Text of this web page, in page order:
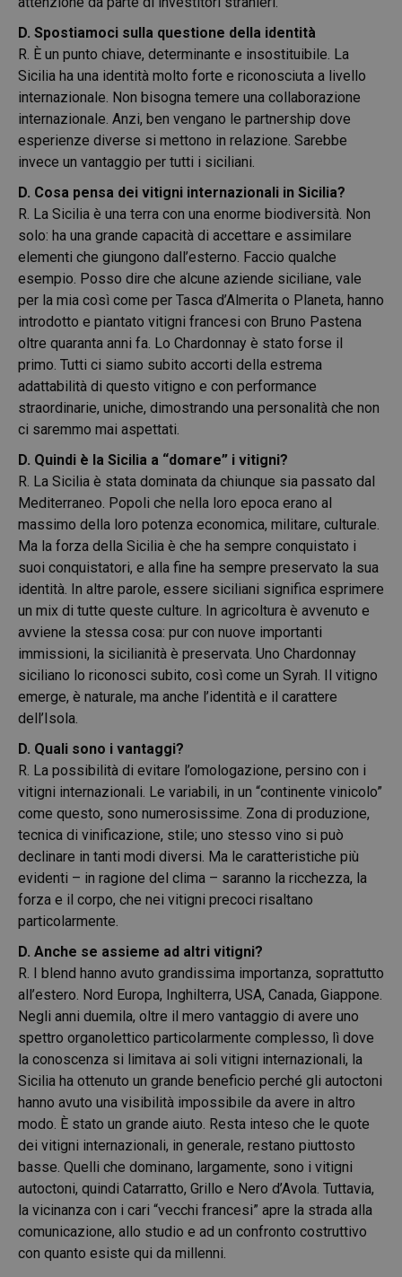
D. Spostiamoci sulla questione della identità
R. È un punto chiave, determinante e insostituibile. La
Sicilia ha una identità molto forte e riconosciuta a livello
internazionale. Non bisogna temere una collaborazione
internazionale. Anzi, ben vengano le partnership dove
esperienze diverse si mettono in relazione. Sarebbe
invece un vantaggio per tutti i siciliani.
D. Cosa pensa dei vitigni internazionali in Sicilia?
R. La Sicilia è una terra con una enorme biodiversità. Non
solo: ha una grande capacità di accettare e assimilare
elementi che giungono dall’esterno. Faccio qualche
esempio. Posso dire che alcune aziende siciliane, vale
per la mia così come per Tasca d’Almerita o Planeta, hanno
introdotto e piantato vitigni francesi con Bruno Pastena
oltre quaranta anni fa. Lo Chardonnay è stato forse il
primo. Tutti ci siamo subito accorti della estrema
adattabilità di questo vitigno e con performance
straordinarie, uniche, dimostrando una personalità che non
ci saremmo mai aspettati.
D. Quindi è la Sicilia a “domare” i vitigni?
R. La Sicilia è stata dominata da chiunque sia passato dal
Mediterraneo. Popoli che nella loro epoca erano al
massimo della loro potenza economica, militare, culturale.
Ma la forza della Sicilia è che ha sempre conquistato i
suoi conquistatori, e alla fine ha sempre preservato la sua
identità. In altre parole, essere siciliani significa esprimere
un mix di tutte queste culture. In agricoltura è avvenuto e
avviene la stessa cosa: pur con nuove importanti
immissioni, la sicilianità è preservata. Uno Chardonnay
siciliano lo riconosci subito, così come un Syrah. Il vitigno
emerge, è naturale, ma anche l’identità e il carattere
dell’Isola.
D. Quali sono i vantaggi?
R. La possibilità di evitare l’omologazione, persino con i
vitigni internazionali. Le variabili, in un “continente vinicolo”
come questo, sono numerosissime. Zona di produzione,
tecnica di vinificazione, stile; uno stesso vino si può
declinare in tanti modi diversi. Ma le caratteristiche più
evidenti – in ragione del clima – saranno la ricchezza, la
forza e il corpo, che nei vitigni precoci risaltano
particolarmente.
D. Anche se assieme ad altri vitigni?
R. I blend hanno avuto grandissima importanza, soprattutto
all’estero. Nord Europa, Inghilterra, USA, Canada, Giappone.
Negli anni duemila, oltre il mero vantaggio di avere uno
spettro organolettico particolarmente complesso, lì dove
la conoscenza si limitava ai soli vitigni internazionali, la
Sicilia ha ottenuto un grande beneficio perché gli autoctoni
hanno avuto una visibilità impossibile da avere in altro
modo. È stato un grande aiuto. Resta inteso che le quote
dei vitigni internazionali, in generale, restano piuttosto
basse. Quelli che dominano, largamente, sono i vitigni
autoctoni, quindi Catarratto, Grillo e Nero d’Avola. Tuttavia,
la vicinanza con i cari “vecchi francesi” apre la strada alla
comunicazione, allo studio e ad un confronto costruttivo
con quanto esiste qui da millenni.